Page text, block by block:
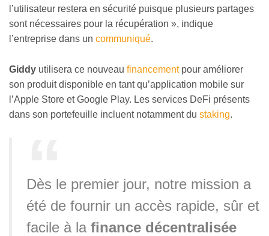
l’utilisateur restera en sécurité puisque plusieurs partages
sont nécessaires pour la récupération », indique
l’entreprise dans un communiqué.
Giddy utilisera ce nouveau financementpour améliorer
son produit disponible en tant qu’application mobile sur
l’Apple Store et Google Play. Les services DeFi présents
dans son portefeuille incluent notamment du staking.
Dès le premier jour, notre mission a
été de fournir un accès rapide, sûr et
facile à la finance décentralisée